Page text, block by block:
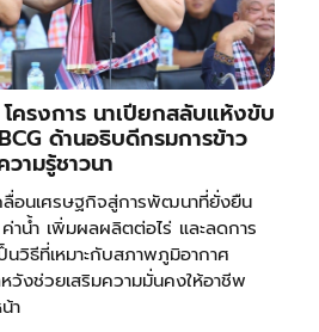
โครงการ นาเปียกสลับแห้งขับ
ด้านอธิบดีกรมการข้าว
ามรู้ชาวนา
ลื่อนเศรษฐกิจสู่การพัฒนาที่ยั่งยืน
น้ำ เพิ่มผลผลิตต่อไร่ และลดการ
วิธีที่เหมาะกับสภาพภูมิอากาศ
วังช่วยเสริมความมั่นคงให้อาชีพ
า